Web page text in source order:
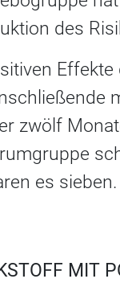
des
zwölf
es sieben.
MIT